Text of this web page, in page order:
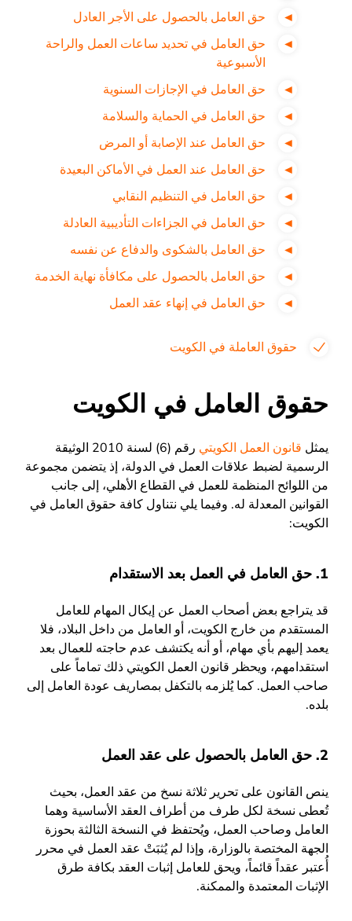
حق العامل بالحصول على الأجر العادل
حق العامل في تحديد ساعات العمل والراحة
الأسبوعية
حق العامل في الإجازات السنوية
حق العامل في الحماية والسلامة
حق العامل عند الإصابة أو المرض
حق العامل عند العمل في الأماكن البعيدة
حق العامل في التنظيم النقابي
حق العامل في الجزاءات التأديبية العادلة
حق العامل بالشكوى والدفاع عن نفسه
حق العامل بالحصول على مكافأة نهاية الخدمة
حق العامل في إنهاء عقد العمل
حقوق العاملة في الكويت
حقوق العامل في الكويت
يمثل قانون العمل الكويتي
رقم (6) لسنة 2010 الوثيقة
الرسمية لضبط علاقات العمل في الدولة، إذ يتضمن مجموعة
من اللوائح المنظمة للعمل في القطاع الأهلي، إلى جانب
القوانين المعدلة له. وفيما يلي نتناول كافة حقوق العامل في
الكويت:
1. حق العامل في العمل بعد الاستقدام
قد يتراجع بعض أصحاب العمل عن إيكال المهام للعامل
المستقدم من خارج الكويت، أو العامل من داخل البلاد، فلا
يعمد إليهم بأي مهام، أو أنه يكتشف عدم حاجته للعمال بعد
استقدامهم، ويحظر قانون العمل الكويتي ذلك تماماً على
صاحب العمل. كما يُلزمه بالتكفل بمصاريف عودة العامل إلى
بلده.
2. حق العامل بالحصول على عقد العمل
ينص القانون على تحرير ثلاثة نسخ من عقد العمل، بحيث
تُعطى نسخة لكل طرف من أطراف العقد الأساسية وهما
العامل وصاحب العمل، ويُحتفظ في النسخة الثالثة بحوزة
الجهة المختصة بالوزارة، وإذا لم يُثبَتْ عقد العمل في محرر
أُعتبر عقداً قائماً، ويحق للعامل إثبات العقد بكافة طرق
الإثبات المعتمدة والممكنة.